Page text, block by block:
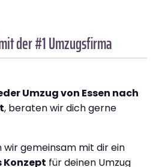
der #1 Umzugsfirma
Umzug von Essen nach
, beraten wir dich gerne
wir gemeinsam mit dir ein
für deinen Umzug